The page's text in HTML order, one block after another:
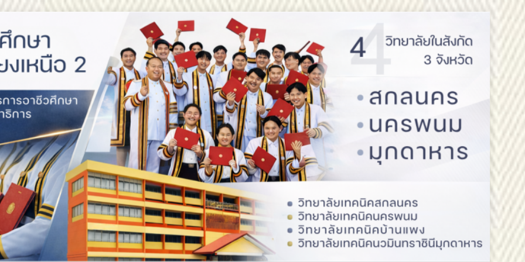
สถาบันการอาชีวศึกษาภาคตะวันออกเฉียงเหนือ 2 ขอแสดงความยินดี
สถาบันการอาชีวศึกษาภาคตะวันออกเฉียงเหนือ 2 ขอแสดงความยินดี
สถาบันการอาชีวศึกษาภาคตะวันออกเฉียงเหนือ 2 ประกาศสรรหากรรมการสภาสถาบันผู้ทรงคุณวุฒิ
ขอแสดงความยินดีกับบัณฑิตทุกท่าน สถาบันการอาชีวศึกษาภาคตะวันออกเฉียงเหนือ 2